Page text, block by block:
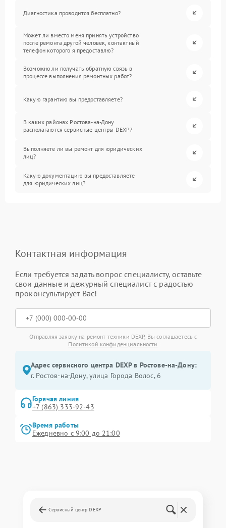
Диагностика проводится бесплатно?
Может ли вместо меня принять устройство
после ремонта другой человек, контактный
телефон которого я предоставлю?
Возможно ли получать обратную связь в
процессе выполнения ремонтных работ?
Какую гарантию вы предоставляете?
В каких районах Ростова-на-Дону
располагаются сервисные центры DEXP?
Выполняете ли вы ремонт для юридических
лиц?
Какую документацию вы предоставляете
для юридических лиц?
Контактная информация
Если требуется задать вопрос специалисту, оставьте
свои данные и дежурный специалист с радостью
проконсультирует Вас!
Отправляя заявку на ремонт техники DEXP, Вы соглашаетесь с
Политикой конфиденциальности
Адрес сервисного центра DEXP в Ростове-на-Дону:
г. Ростов-на-Дону, улица Города Волос, 6
Горячая линия
+7 (863) 333-92-43
Время работы
Ежедневно с 9:00 до 21:00
Сервисный центр DEXP